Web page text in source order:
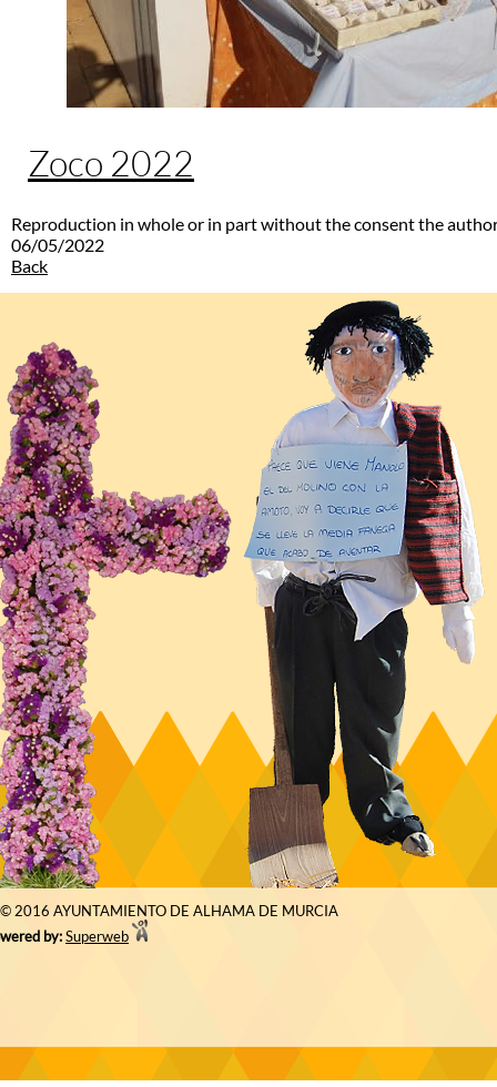
Zoco 2022
Reproduction in whole or in part without the consent the
06/05/2022
Back
© 2016 AYUNTAMIENTO DE ALHAMA DE MURCIA
by:Superweb